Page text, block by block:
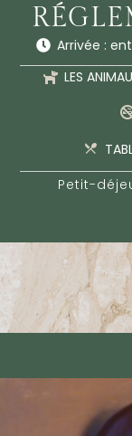
Arrivée :
LES
Petit-